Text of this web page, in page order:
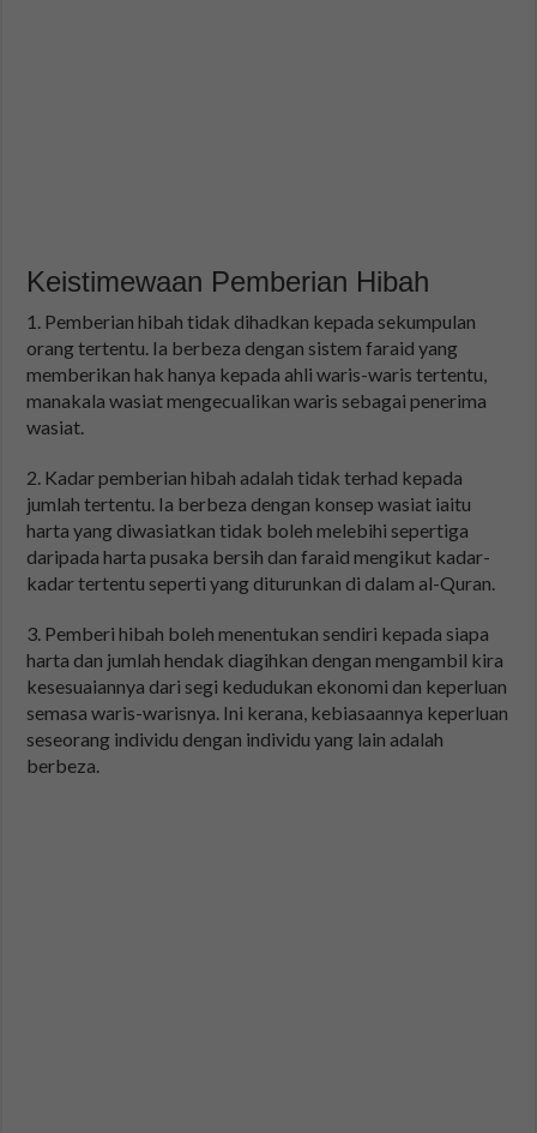
Keistimewaan Pemberian Hibah
1. Pemberian hibah tidak dihadkan kepada sekumpulan
orang tertentu. Ia berbeza dengan sistem faraid yang
memberikan hak hanya kepada ahli waris-waris tertentu,
manakala wasiat mengecualikan waris sebagai penerima
wasiat.
2. Kadar pemberian hibah adalah tidak terhad kepada
jumlah tertentu. Ia berbeza dengan konsep wasiat iaitu
harta yang diwasiatkan tidak boleh melebihi sepertiga
daripada harta pusaka bersih dan faraid mengikut kadar-
kadar tertentu seperti yang diturunkan di dalam al-Quran.
3. Pemberi hibah boleh menentukan sendiri kepada siapa
harta dan jumlah hendak diagihkan dengan mengambil kira
kesesuaiannya dari segi kedudukan ekonomi dan keperluan
semasa waris-warisnya. Ini kerana, kebiasaannya keperluan
seseorang individu dengan individu yang lain adalah
berbeza.